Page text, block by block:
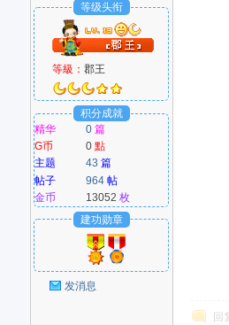
等级头衔
等級：郡王
积分成就
精华
0 篇
G币
0點
主题
43 篇
帖子
964 帖
金币
13052枚
建功勋章
发消息
回